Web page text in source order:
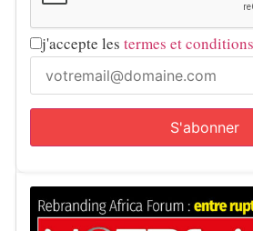
j'accepte les termes et conditions